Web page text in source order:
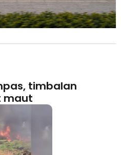
timbalan
maut